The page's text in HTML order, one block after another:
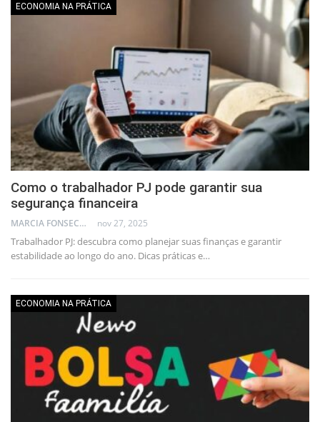
ECONOMIA NA PRÁTICA
Como o trabalhador PJ pode garantir sua
segurança financeira
MARCIA FONSECA - FINANCIAL CONSULTANT nov 27, 2025
Trabalhador PJ: descubra como planejar suas finanças e garantir
estabilidade ao longo do ano. Dicas práticas e…
ECONOMIA NA PRÁTICA